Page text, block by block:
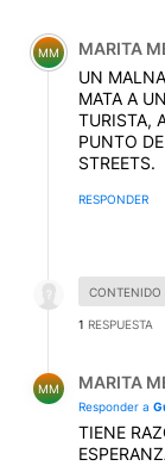
Comentario de
MM MARITA
UN
MATA A
TURISTA,
PUNTO
STREETS.
RESPONDER
CONTENIDO
1 RESPUESTA
MM MARITA
Responder a
TIENE